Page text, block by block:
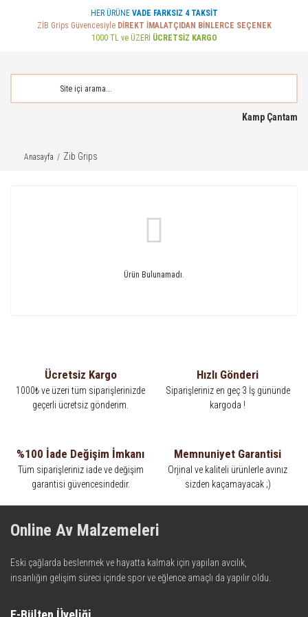
HER ÜRÜNE VADE FARKSIZ 4 TAKSİT
ZİB Grips Güvencesiyle DİREKT İMALATÇIDAN BİNLERCE SEÇENEK
1000 TL ve ÜZERİ ÜCRETSİZ KARGO
Kamp Çantam
Anasayfa Zib Grips
Ürün Bulunamadı.
Ücretsiz Kargo
1000₺ ve üzeri tüm siparişlerinizde
geçerli ücretsiz gönderim.
Hızlı Gönderi
Siparişleriniz en geç 3 İş gününde
kargoda !
%100 İade Değişim İmkanı
Tüm siparişleriniz iade ve değişim
garantisi güvencesindedir.
Memnuniyet Garantisi
Orjinal ve kaliteli ürünlerle avınız
sizden kaçamayacak ;)
Online Av Malzemeleri
Eski çağlarda beslenmek ve hayatta kalmak için yapılan avcılık,
insanlığın gelişim süreci içinde spor ve eğlence amaçlı da yapılır oldu.
teknolojinin dokunuşuyla av malzemelerinde en iyisini meydana